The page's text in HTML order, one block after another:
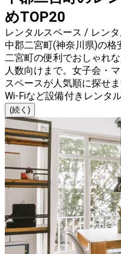
めTOP20
レンタルスペース / レン
中郡二宮町(神奈川県)の
二宮町の便利でおしゃれ
人数向けまで。女子会・
スペースが人気順に探せ
Wi-Fiなど設備付きレンタ
(続く)